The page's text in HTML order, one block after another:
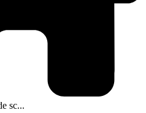
sc...